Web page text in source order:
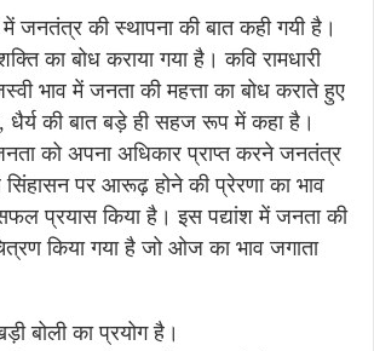
जनतंत्र की स्थापना की बात कही गयी है।
का बोध कराया गया है। कवि रामधारी
भाव में जनता की महत्ता का बोध कराते हुए
की बात बड़े ही सहज रूप में कहा है।
को अपना अधिकार प्राप्त करने जनतंत्र
सिंहासन पर आरूढ़ होने की प्रेरणा का भाव
प्रयास किया है। इस पद्यांश में जनता की
किया गया है जो ओज का भाव जगाता
बोली का प्रयोग है।